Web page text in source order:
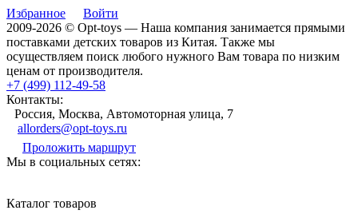
Избранное
Войти
2009-2026 © Opt-toys — Наша компания занимается прямыми
поставками детских товаров из Китая. Также мы
осуществляем поиск любого нужного Вам товара по низким
ценам от производителя.
+7 (499) 112-49-58
Контакты:
Россия, Москва, Автомоторная улица, 7
allorders@opt-toys.ru
Проложить маршрут
Мы в социальных сетях:
Каталог товаров